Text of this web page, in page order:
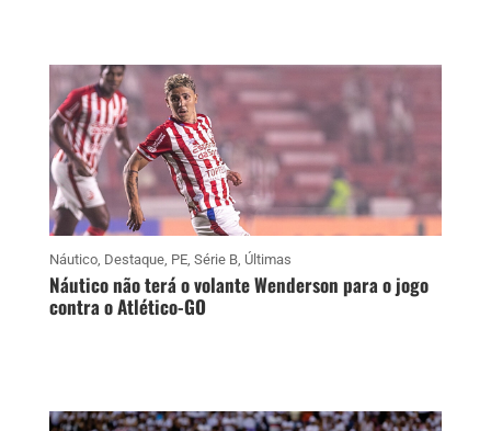
Náutico, Destaque, PE, Série B, Últimas
Náutico não terá o volante Wenderson para o jogo
contra o Atlético-GO